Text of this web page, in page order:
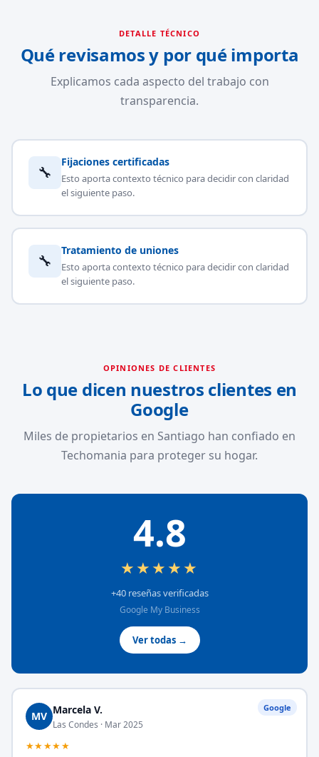
DETALLE TÉCNICO
Qué revisamos y por qué importa
Explicamos cada aspecto del trabajo con
transparencia.
🔧
Fijaciones certificadas
Esto aporta contexto técnico para decidir con claridad
el siguiente paso.
🔧
Tratamiento de uniones
Esto aporta contexto técnico para decidir con claridad
el siguiente paso.
OPINIONES DE CLIENTES
Lo que dicen nuestros clientes en
Google
Miles de propietarios en Santiago han confiado en
Techomania para proteger su hogar.
4.8
★★★★★
+40 reseñas verificadas
Google My Business
Ver todas →
Google
MV Marcela V.
Las Condes · Mar 2025
★★★★★